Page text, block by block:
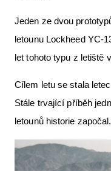
Jeden ze dvou
letounu Lockheed YC-
let tohoto typu z letiště
Cílem letu se stala
Stále trvající příběh
letounů historie započal.
VFR